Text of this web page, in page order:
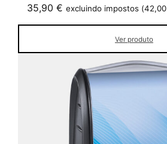
35,90 € excluindo impostos (42,00
Ver produto